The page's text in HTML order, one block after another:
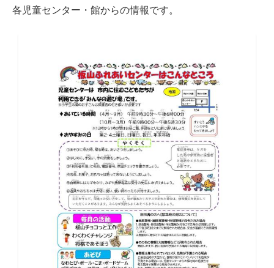
各児童センター・館からの情報です。